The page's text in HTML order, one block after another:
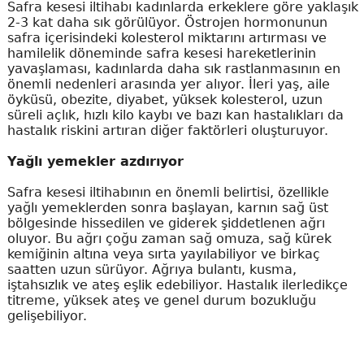
Safra kesesi iltihabı kadınlarda erkeklere göre yaklaşık
2-3 kat daha sık görülüyor. Östrojen hormonunun
safra içerisindeki kolesterol miktarını artırması ve
hamilelik döneminde safra kesesi hareketlerinin
yavaşlaması, kadınlarda daha sık rastlanmasının en
önemli nedenleri arasında yer alıyor. İleri yaş, aile
öyküsü, obezite, diyabet, yüksek kolesterol, uzun
süreli açlık, hızlı kilo kaybı ve bazı kan hastalıkları da
hastalık riskini artıran diğer faktörleri oluşturuyor.
Yağlı yemekler azdırıyor
Safra kesesi iltihabının en önemli belirtisi, özellikle
yağlı yemeklerden sonra başlayan, karnın sağ üst
bölgesinde hissedilen ve giderek şiddetlenen ağrı
oluyor. Bu ağrı çoğu zaman sağ omuza, sağ kürek
kemiğinin altına veya sırta yayılabiliyor ve birkaç
saatten uzun sürüyor. Ağrıya bulantı, kusma,
iştahsızlık ve ateş eşlik edebiliyor. Hastalık ilerledikçe
titreme, yüksek ateş ve genel durum bozukluğu
gelişebiliyor.